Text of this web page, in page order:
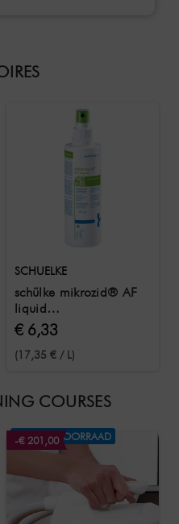
SCHUELKE
schülke mikrozid® AF
liquid
250 ml
€ 6,33
(17,35 € / L)
COURSES
-€ 201,00
NIET OP VOORRAAD